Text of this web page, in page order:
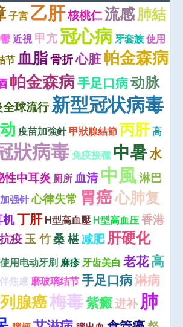
子宮 乙肝核桃仁流感肺結
近視 甲亢冠心病 牙套族 使用
节 血脂骨折心脏帕金森病
帕金森病手足口病动脉
球流行新型冠状病毒
疫苗加強針 甲狀腺結節 丙肝高
狀病毒 免疫接種 中暑水
性中耳炎 厕所 血清中風淋巴
强针心律失常 胃癌心肺复
机丁肝 H型高血壓 H型高血压 香港
疫玉 竹桑 椹减肥肝硬化
使用电动牙刷 麻疹牙齿美白 老花高
焦慮 磨玻璃结节 手足口病淋病
腺癌梅毒紫癜进补肺